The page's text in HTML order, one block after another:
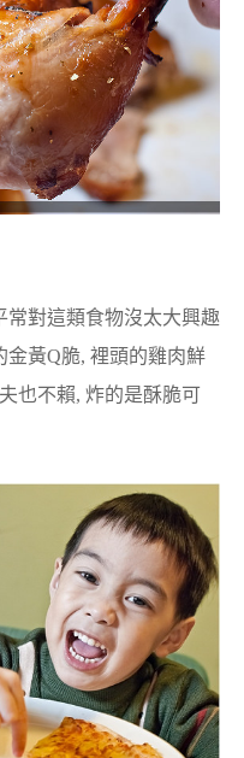
常對這類食物沒太大興趣
金黃Q脆, 裡頭的雞肉鮮
也不賴, 炸的是酥脆可